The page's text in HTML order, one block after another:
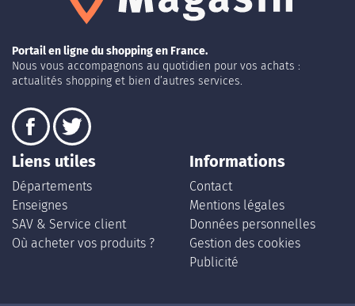
Portail en ligne du shopping en France.
Nous vous accompagnons au quotidien pour vos achats :
actualités shopping et bien d’autres services.
Liens utiles
Départements
Enseignes
SAV & Service client
Où acheter vos produits ?
Informations
Contact
Mentions légales
Données personnelles
Gestion des cookies
Publicité